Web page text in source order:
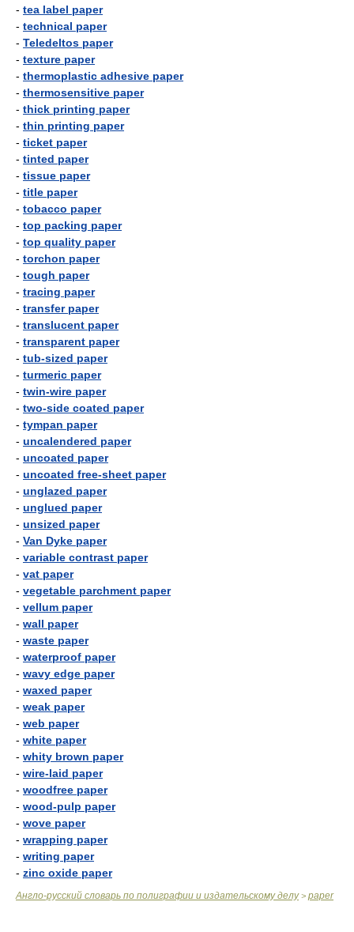
- tea label paper
- technical paper
- Teledeltos paper
- texture paper
- thermoplastic adhesive paper
- thermosensitive paper
- thick printing paper
- thin printing paper
- ticket paper
- tinted paper
- tissue paper
- title paper
- tobacco paper
- top packing paper
- top quality paper
- torchon paper
- tough paper
- tracing paper
- transfer paper
- translucent paper
- transparent paper
- tub-sized paper
- turmeric paper
- twin-wire paper
- two-side coated paper
- tympan paper
- uncalendered paper
- uncoated paper
- uncoated free-sheet paper
- unglazed paper
- unglued paper
- unsized paper
- Van Dyke paper
- variable contrast paper
- vat paper
- vegetable parchment paper
- vellum paper
- wall paper
- waste paper
- waterproof paper
- wavy edge paper
- waxed paper
- weak paper
- web paper
- white paper
- whity brown paper
- wire-laid paper
- woodfree paper
- wood-pulp paper
- wove paper
- wrapping paper
- writing paper
- zinc oxide paper
Англо-русский словарь по полиграфии и издательскому делу> paper